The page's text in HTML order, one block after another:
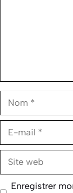
Nom
E-
Site
Enregistrer